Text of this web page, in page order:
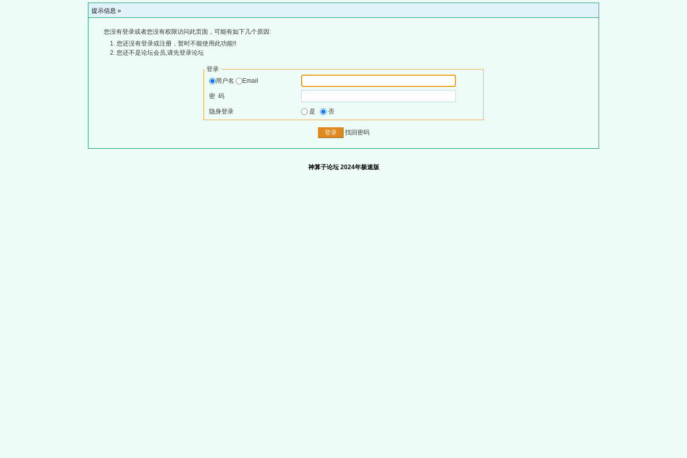
提示信息 »
您没有登录或者您没有权限访问此页面，可能有如下几个原因:
您还没有登录或注册，暂时不能使用此功能!!
您还不是论坛会员,请先登录论坛
登录
用户名
Email
密 码
隐身登录 是 否
找回密码
神算子论坛 2024年极速版